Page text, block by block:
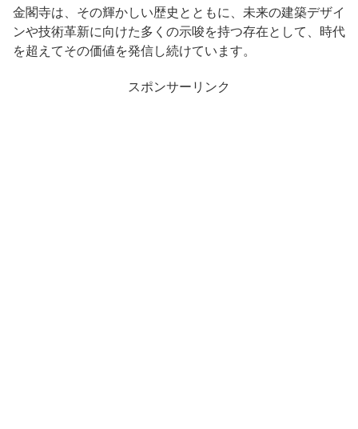
金閣寺は、その輝かしい歴史とともに、未来の建築デザイ
ンや技術革新に向けた多くの示唆を持つ存在として、時代
を超えてその価値を発信し続けています。
スポンサーリンク